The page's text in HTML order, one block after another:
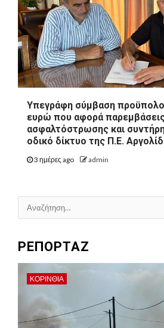
Υπεγράφη σύμβαση
ευρώ που αφορά
ασφαλτόστρωσης και
οδικό δίκτυο της Π.Ε.
3 ημέρες ago admin
Αναζήτηση
για:
ΡΕΠΟΡΤΑΖ
ΚΟΡΙΝΘΊΑ